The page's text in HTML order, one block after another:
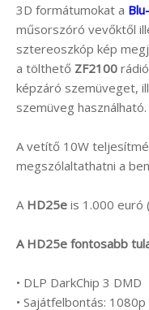
3D formátumokat a
műsorszóró vevőktől
sztereoszkóp kép
a tölthető ZF2100
képzáró szemüveget,
szemüveg használható.
A vetítő 10W
megszólaltathatni a
A HD25e is 1.000 euró
A HD25e fontosabb
• DLP DarkChip 3 DMD
• Sajátfelbontás: